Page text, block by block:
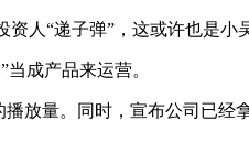
人“递子弹”，这或许也是小
成产品来运营。
放量。同时，宣布公司已经